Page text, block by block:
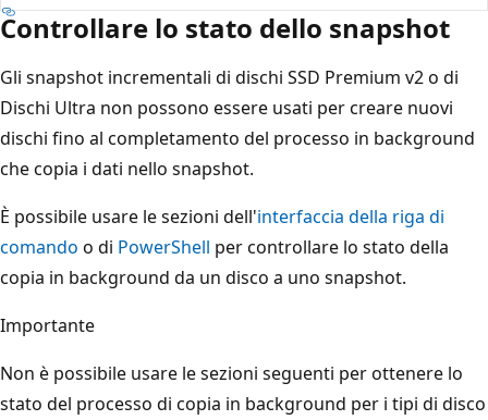
Controllare lo stato dello snapshot
Gli snapshot incrementali di dischi SSD Premium v2 o di
Dischi Ultra non possono essere usati per creare nuovi
dischi fino al completamento del processo in background
che copia i dati nello snapshot.
È possibile usare le sezioni dell'interfaccia della riga di
comando o di PowerShell per controllare lo stato della
copia in background da un disco a uno snapshot.
Importante
Non è possibile usare le sezioni seguenti per ottenere lo
stato del processo di copia in background per i tipi di disco